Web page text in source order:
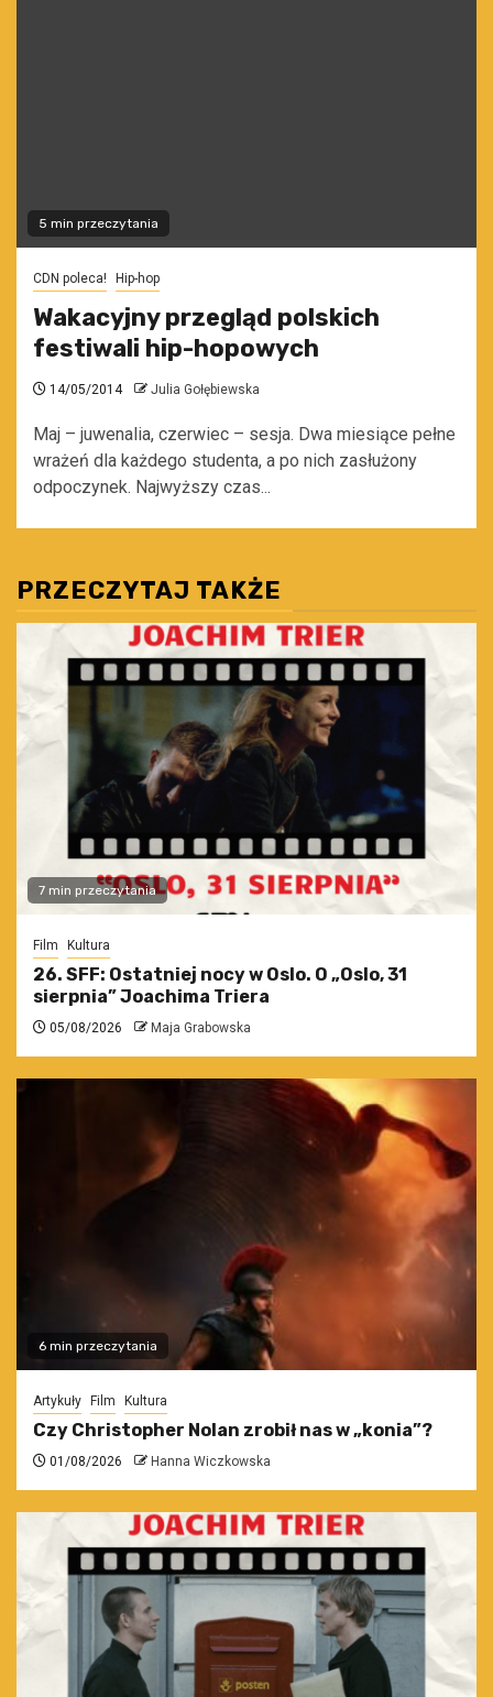
5 min przeczytania
CDN poleca! Hip-hop
Wakacyjny przegląd polskich
festiwali hip-hopowych
14/05/2014 Julia Gołębiewska
Maj – juwenalia, czerwiec – sesja. Dwa miesiące pełne
wrażeń dla każdego studenta, a po nich zasłużony
odpoczynek. Najwyższy czas...
PRZECZYTAJ TAKŻE
7 min przeczytania
Film Kultura
26. SFF: Ostatniej nocy w Oslo. O „Oslo, 31
sierpnia” Joachima Triera
05/08/2026 Maja Grabowska
6 min przeczytania
Artykuły Film Kultura
Czy Christopher Nolan zrobił nas w „konia”?
01/08/2026 Hanna Wiczkowska